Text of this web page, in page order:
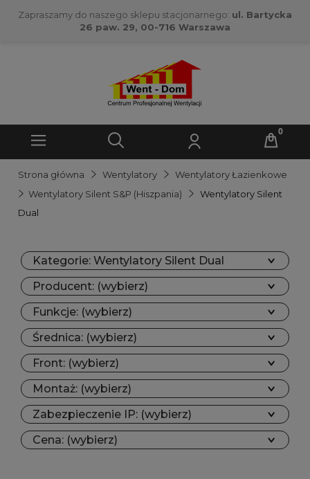
Zapraszamy do naszego sklepu stacjonarnego: ul. Bartycka
26 paw. 29, 00-716 Warszawa
Strona główna Wentylatory
Wentylatory Łazienkowe
Wentylatory Silent S&P (Hiszpania)
Wentylatory Silent
Dual
Kategorie: Wentylatory Silent Dual
Producent: (wybierz)
Funkcje: (wybierz)
Średnica: (wybierz)
Front: (wybierz)
Montaż: (wybierz)
Zabezpieczenie IP: (wybierz)
Cena: (wybierz)